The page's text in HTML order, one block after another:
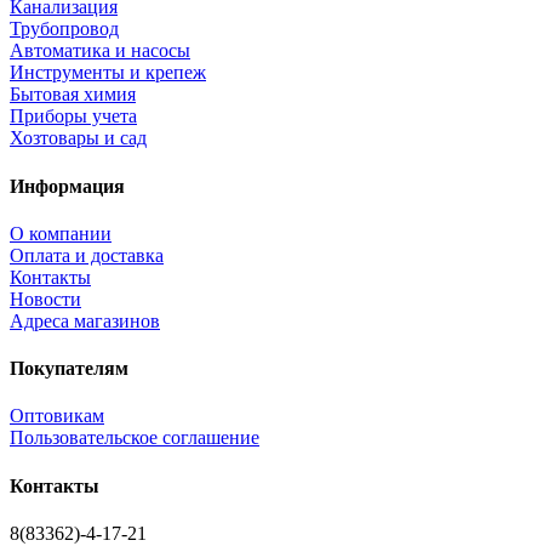
Канализация
Трубопровод
Автоматика и насосы
Инструменты и крепеж
Бытовая химия
Приборы учета
Хозтовары и сад
Информация
О компании
Оплата и доставка
Контакты
Новости
Адреса магазинов
Покупателям
Оптовикам
Пользовательское соглашение
Контакты
8(83362)-4-17-21